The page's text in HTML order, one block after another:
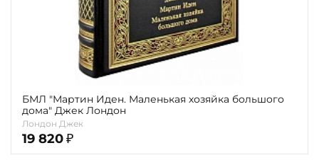
БМЛ "Мартин Иден. Маленькая хозяйка большого
дома" Джек Лондон
Лондон Джек
19 820 ₽